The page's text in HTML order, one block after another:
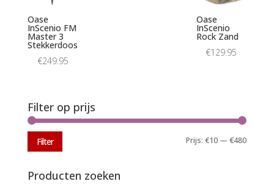
Oase
InScenio FM
Master 3
Stekkerdoos
€249.95
Oase
InScenio
Rock Zand
€129.95
Filter op prijs
Min.
Max.
Filter Prijs:€10 —€480
Producten zoeken